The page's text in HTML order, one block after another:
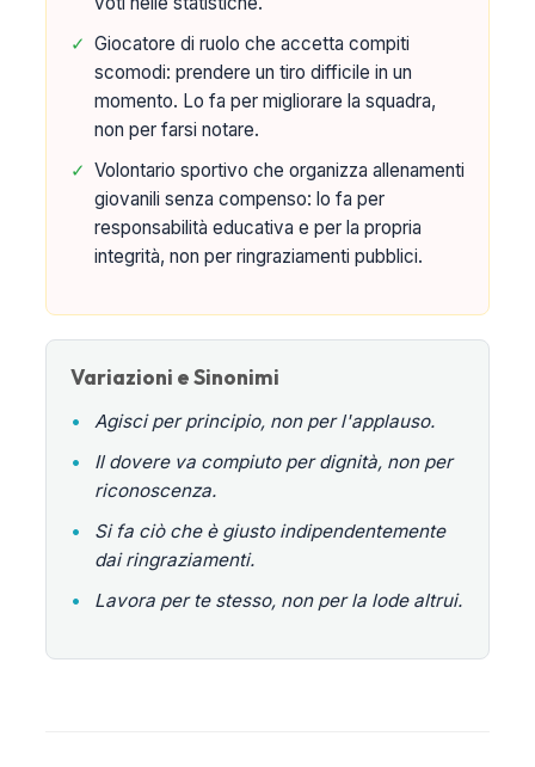
✓ Giocatore di ruolo che accetta compiti
scomodi: prendere un tiro difficile in un
momento. Lo fa per migliorare la squadra,
non per farsi notare.
✓ Volontario sportivo che organizza allenamenti
giovanili senza compenso: lo fa per
responsabilità educativa e per la propria
integrità, non per ringraziamenti pubblici.
Variazioni e Sinonimi
•
Agisci per principio, non per l'applauso.
•
Il dovere va compiuto per dignità, non per
riconoscenza.
•
Si fa ciò che è giusto indipendentemente
dai ringraziamenti.
•
Lavora per te stesso, non per la lode altrui.